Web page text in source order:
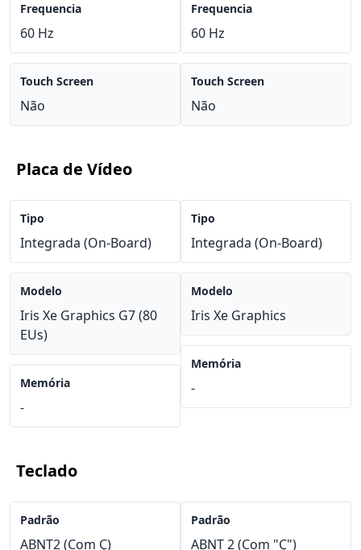
Frequencia
60 Hz
Touch Screen
Não
Frequencia
60 Hz
Touch Screen
Não
Placa de Vídeo
Tipo
Integrada (On-Board)
Modelo
Iris Xe Graphics G7 (80
EUs)
Memória
-
Tipo
Integrada (On-Board)
Modelo
Iris Xe Graphics
Memória
-
Teclado
Padrão
ABNT2 (Com Ç)
Padrão
ABNT 2 (Com "Ç")